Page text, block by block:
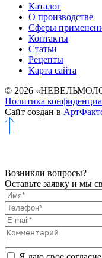
Каталог
О производстве
Сферы
Контакты
Статьи
Рецепты
Карта сайта
© 2026
Политика
Сайт создан в
Возникли вопросы?
Оставьте заявку и мы